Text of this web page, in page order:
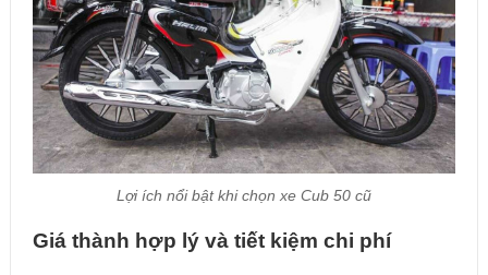
Lợi ích nổi bật khi chọn xe Cub 50 cũ
Giá thành hợp lý và tiết kiệm chi phí